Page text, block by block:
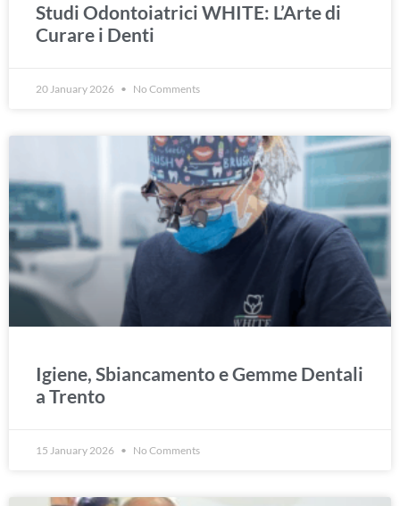
Studi Odontoiatrici WHITE: L’Arte di
Curare i Denti
20 January 2026 No Comments
Igiene, Sbiancamento e Gemme Dentali
a Trento
15 January 2026 No Comments